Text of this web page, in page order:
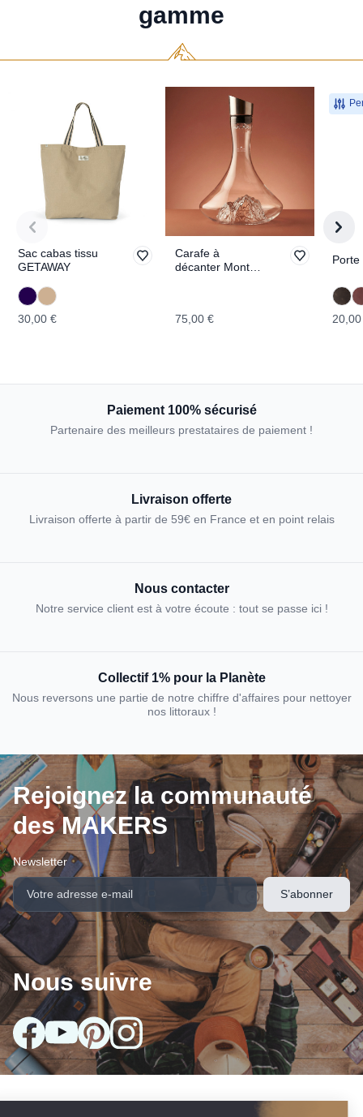
gamme
Sac cabas tissu
GETAWAY
30,00 €
Carafe à
décanter Mont
75,00 €
Porte
Paiement 100% sécurisé
Partenaire des meilleurs prestataires de paiement !
Livraison offerte
Livraison offerte à partir de 59€ en France et en point relais
Nous contacter
Notre service client est à votre écoute : tout se passe ici !
Collectif 1% pour la Planète
Nous reversons une partie de notre chiffre d'affaires pour nettoyer
nos littoraux !
Rejoignez la communauté
des MAKERS
Newsletter
Nous suivre